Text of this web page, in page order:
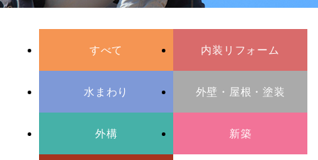
すべて 内装リフォーム
水まわり 外壁・屋根・塗装
外構 新築